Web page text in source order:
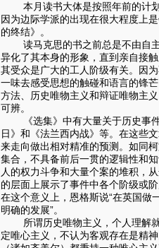
本月读书大体是按照年前的计划
因为边际学派的出现在很大程度上
的终结》。
读马克思的书之前总是不由自主
异化了其本身的形象，直到亲自接
其受众是广大的工人阶级有关。因
一味去感受思想的触碰和语言的锋
方法、历史唯物主义和辩证唯物主
可辨。
《选集》中有大量关于历史事件
日》和《法兰西内战》等。在这些
来走向做出相对精准的预测。如同
集合，不具备前后一贯的逻辑性和
人的权力斗争和大量个案的堆积，
的层面上展示了事件中各个阶级或
在这个意义上，恩格斯说“在英国做
明确的发展”。
所谓历史唯物主义，个人理解就
定唯心主义，不认为客观存在是精